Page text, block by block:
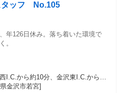
タッフ No.105
年126日休み。落ち着いた環境で
。
I.C.から約10分、金沢東I.C.から約
金沢市若宮]